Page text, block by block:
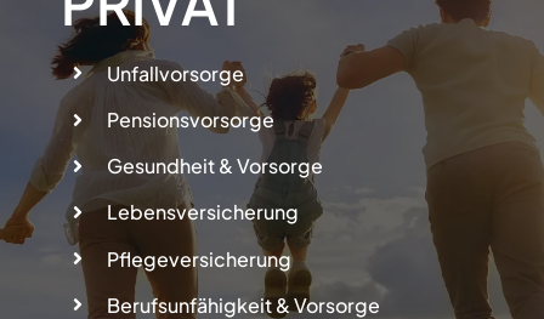
Unfallvorsorge
Pensionsvorsorge
Gesundheit & Vorsorge
Lebensversicherung
Pflegeversicherung
Berufsunfähigkeit & Vorsorge